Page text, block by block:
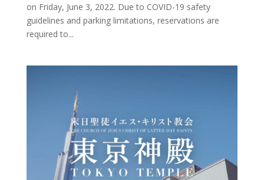
on Friday, June 3, 2022. Due to COVID-19 safety
guidelines and parking limitations, reservations are
required to...